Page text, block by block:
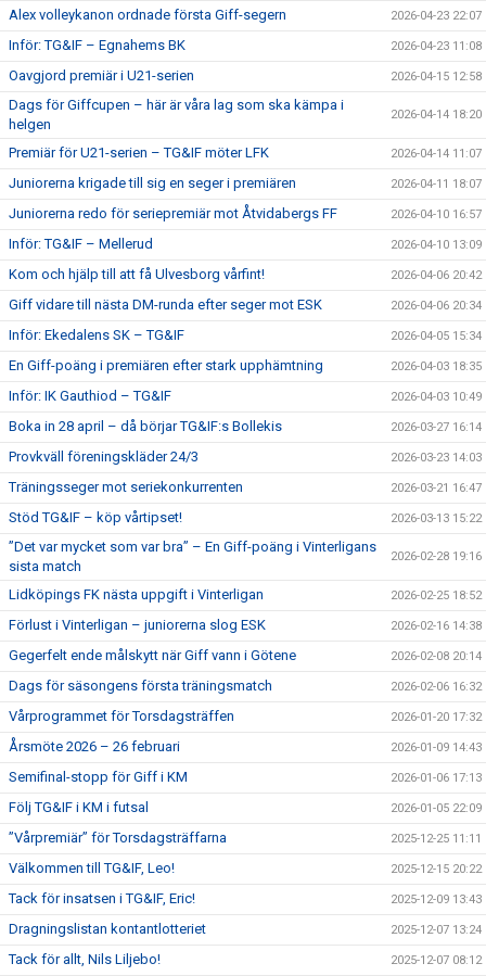
Alex volleykanon ordnade första Giff-segern 2026-04-23 22:07
Inför: TG&IF – Egnahems BK 2026-04-23 11:08
Oavgjord premiär i U21-serien 2026-04-15 12:58
Dags för Giffcupen – här är våra lag som ska kämpa i
helgen
2026-04-14 18:20
Premiär för U21-serien – TG&IF möter LFK 2026-04-14 11:07
Juniorerna krigade till sig en seger i premiären 2026-04-11 18:07
Juniorerna redo för seriepremiär mot Åtvidabergs FF 2026-04-10 16:57
Inför: TG&IF – Mellerud 2026-04-10 13:09
Kom och hjälp till att få Ulvesborg vårfint! 2026-04-06 20:42
Giff vidare till nästa DM-runda efter seger mot ESK 2026-04-06 20:34
Inför: Ekedalens SK – TG&IF 2026-04-05 15:34
En Giff-poäng i premiären efter stark upphämtning 2026-04-03 18:35
Inför: IK Gauthiod – TG&IF 2026-04-03 10:49
Boka in 28 april – då börjar TG&IF:s Bollekis 2026-03-27 16:14
Provkväll föreningskläder 24/3 2026-03-23 14:03
Träningsseger mot seriekonkurrenten 2026-03-21 16:47
Stöd TG&IF – köp vårtipset! 2026-03-13 15:22
”Det var mycket som var bra” – En Giff-poäng i Vinterligans
sista match
2026-02-28 19:16
Lidköpings FK nästa uppgift i Vinterligan 2026-02-25 18:52
Förlust i Vinterligan – juniorerna slog ESK 2026-02-16 14:38
Gegerfelt ende målskytt när Giff vann i Götene 2026-02-08 20:14
Dags för säsongens första träningsmatch 2026-02-06 16:32
Vårprogrammet för Torsdagsträffen 2026-01-20 17:32
Årsmöte 2026 – 26 februari 2026-01-09 14:43
Semifinal-stopp för Giff i KM 2026-01-06 17:13
Följ TG&IF i KM i futsal 2026-01-05 22:09
”Vårpremiär” för Torsdagsträffarna 2025-12-25 11:11
Välkommen till TG&IF, Leo! 2025-12-15 20:22
Tack för insatsen i TG&IF, Eric! 2025-12-09 13:43
Dragningslistan kontantlotteriet 2025-12-07 13:24
Tack för allt, Nils Liljebo! 2025-12-07 08:12